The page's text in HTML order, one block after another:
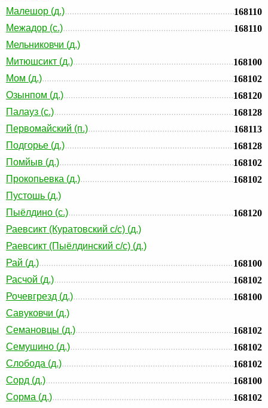
Малешор (д.)
168110
Межадор (с.)
168110
Мельниковчи (д.)
Митюшсикт (д.)
168100
Мом (д.)
168102
Озынпом (д.)
168120
Палауз (с.)
168128
Первомайский (п.)
168113
Подгорье (д.)
168128
Помйыв (д.)
168102
Прокопьевка (д.)
168102
Пустошь (д.)
Пыёлдино (с.)
168120
Раевсикт (Куратовский с/с) (д.)
Раевсикт (Пыёлдинский с/с) (д.)
Рай (д.)
168100
Расчой (д.)
168102
Рочевгрезд (д.)
168100
Савуковчи (д.)
Семановцы (д.)
168102
Семушино (д.)
168102
Слобода (д.)
168102
Сорд (д.)
168100
Сорма (д.)
168102